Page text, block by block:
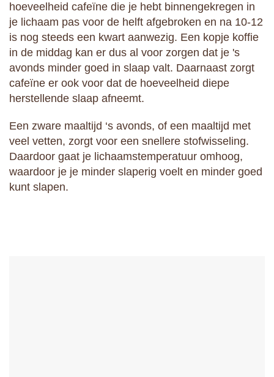
hoeveelheid cafeïne die je hebt binnengekregen in
je lichaam pas voor de helft afgebroken en na 10-12
is nog steeds een kwart aanwezig. Een kopje koffie
in de middag kan er dus al voor zorgen dat je 's
avonds minder goed in slaap valt. Daarnaast zorgt
cafeïne er ook voor dat de hoeveelheid diepe
herstellende slaap afneemt.
Een zware maaltijd ‘s avonds, of een maaltijd met
veel vetten, zorgt voor een snellere stofwisseling.
Daardoor gaat je lichaamstemperatuur omhoog,
waardoor je je minder slaperig voelt en minder goed
kunt slapen.